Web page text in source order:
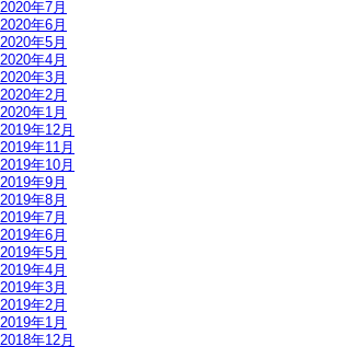
2020年7月
2020年6月
2020年5月
2020年4月
2020年3月
2020年2月
2020年1月
2019年12月
2019年11月
2019年10月
2019年9月
2019年8月
2019年7月
2019年6月
2019年5月
2019年4月
2019年3月
2019年2月
2019年1月
2018年12月